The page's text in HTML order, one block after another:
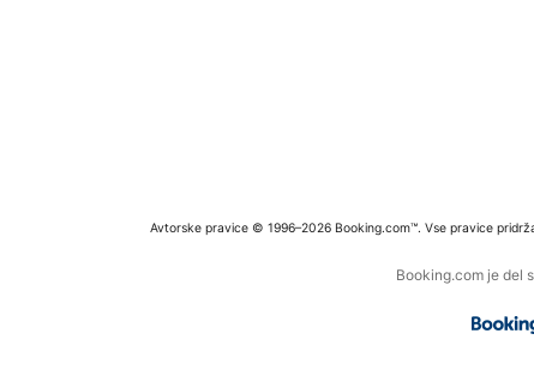
Avtorske pravice © 1996–2026 Booking.com™. Vse pravice
Booking.com je del